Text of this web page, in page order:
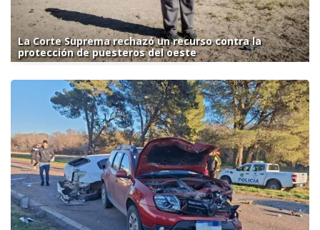
La Corte Suprema rechazó un recurso contra la
protección de puesteros del oeste